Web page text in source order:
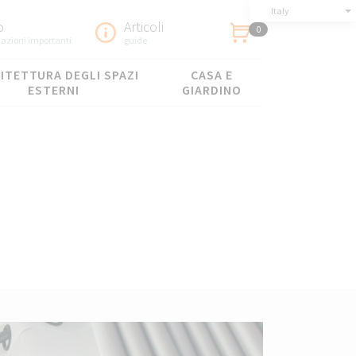
Italy
importanti
Articoli
guide
0
DEGLI SPAZI
ESTERNI
CASA E
GIARDINO